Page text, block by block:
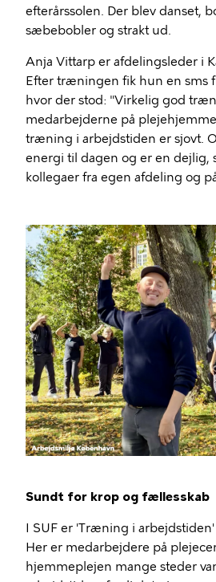
efterårssolen. Der blev danset,
sæbebobler og strakt ud.
Anja Vittarp er afdelingsleder i
Efter træningen fik hun en sms
hvor der stod: "Virkelig god
medarbejderne på
træning i arbejdstiden er sjovt.
energi til dagen og er en dejlig,
kollegaer fra egen afdeling og
Sundt for krop og fællesskab
I SUF er 'Træning i arbejdstiden'
Her er medarbejdere på
hjemmeplejen mange steder